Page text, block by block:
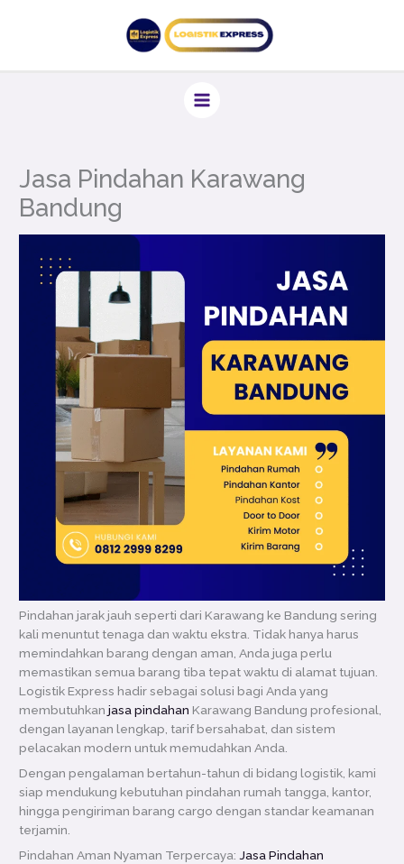
Jasa Pindahan Karawang
Bandung
Pindahan jarak jauh seperti dari Karawang ke Bandung sering
kali menuntut tenaga dan waktu ekstra. Tidak hanya harus
memindahkan barang dengan aman, Anda juga perlu
memastikan semua barang tiba tepat waktu di alamat tujuan.
Logistik Express hadir sebagai solusi bagi Anda yang
membutuhkanjasa pindahan Karawang Bandung profesional,
dengan layanan lengkap, tarif bersahabat, dan sistem
pelacakan modern untuk memudahkan Anda.
Dengan pengalaman bertahun-tahun di bidang logistik, kami
siap mendukung kebutuhan pindahan rumah tangga, kantor,
hingga pengiriman barang cargo dengan standar keamanan
terjamin.
Pindahan Aman Nyaman Terpercaya: Jasa Pindahan